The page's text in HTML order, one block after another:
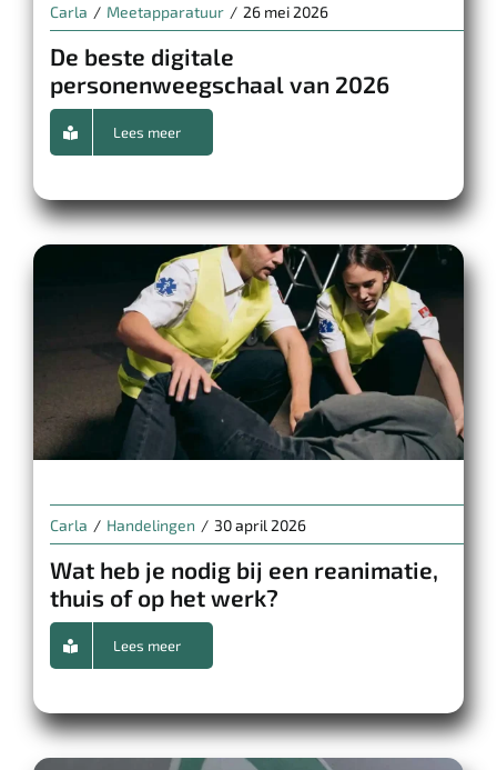
Carla / Meetapparatuur / 26 mei 2026
De beste digitale
personenweegschaal van 2026
Lees meer
Carla / Handelingen / 30 april 2026
Wat heb je nodig bij een reanimatie,
thuis of op het werk?
Lees meer